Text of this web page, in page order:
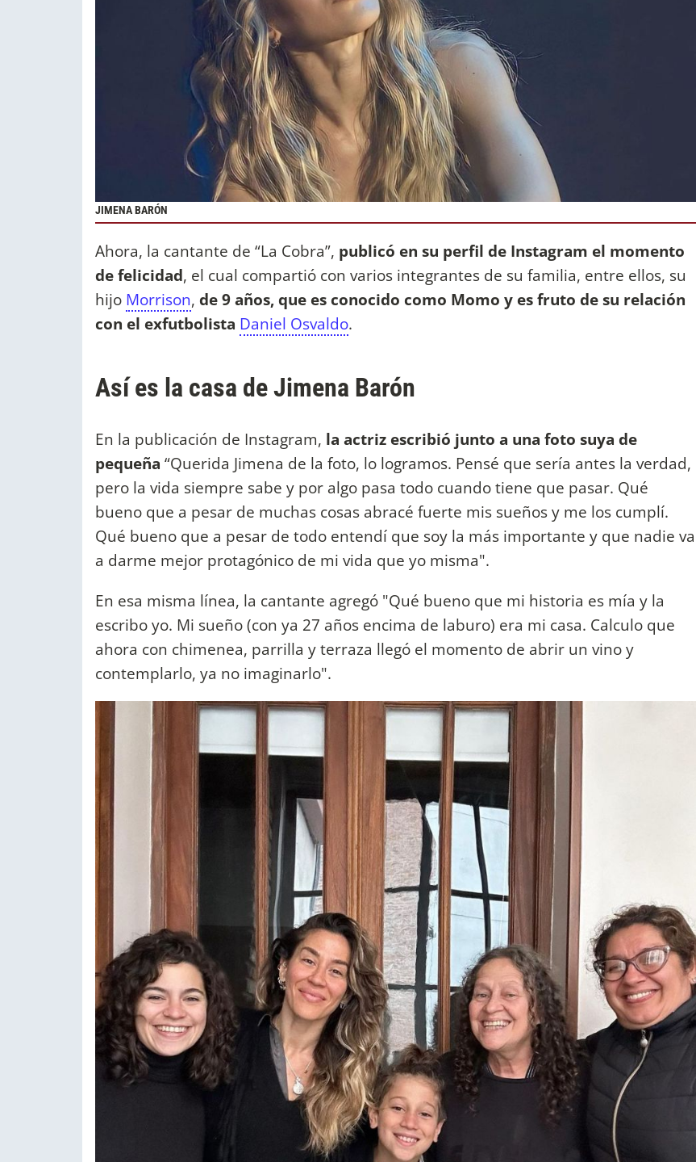
JIMENA BARÓN
Ahora, la cantante de “La Cobra”, publicó en su perfil de Instagram el momento
de felicidad, el cual compartió con varios integrantes de su familia, entre ellos, su
hijo Morrison, de 9 años, que es conocido como Momo y es fruto de su relación
con el exfutbolista Daniel Osvaldo.
Así es la casa de Jimena Barón
En la publicación de Instagram, la actriz escribió junto a una foto suya de
pequeña “Querida Jimena de la foto, lo logramos. Pensé que sería antes la verdad,
pero la vida siempre sabe y por algo pasa todo cuando tiene que pasar. Qué
bueno que a pesar de muchas cosas abracé fuerte mis sueños y me los cumplí.
Qué bueno que a pesar de todo entendí que soy la más importante y que nadie va
a darme mejor protagónico de mi vida que yo misma".
En esa misma línea, la cantante agregó "Qué bueno que mi historia es mía y la
escribo yo. Mi sueño (con ya 27 años encima de laburo) era mi casa. Calculo que
ahora con chimenea, parrilla y terraza llegó el momento de abrir un vino y
contemplarlo, ya no imaginarlo".